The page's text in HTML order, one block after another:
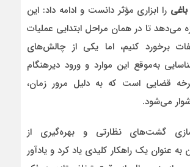
را ابزاری مؤثر دانست و ادامه داد: این
می‌دهد تا در همان مراحل ابتدایی عملیات
برخورد کنیم، اما یکی از چالش‌های
به‌موقع این موارد و ورود دیرهنگام
قضایی است که به دلیل مرور زمان،
می‌شود.
گشت‌های نظارتی و بهره‌گیری از
عنوان یک راهکار کلیدی یاد کرد و یادآور